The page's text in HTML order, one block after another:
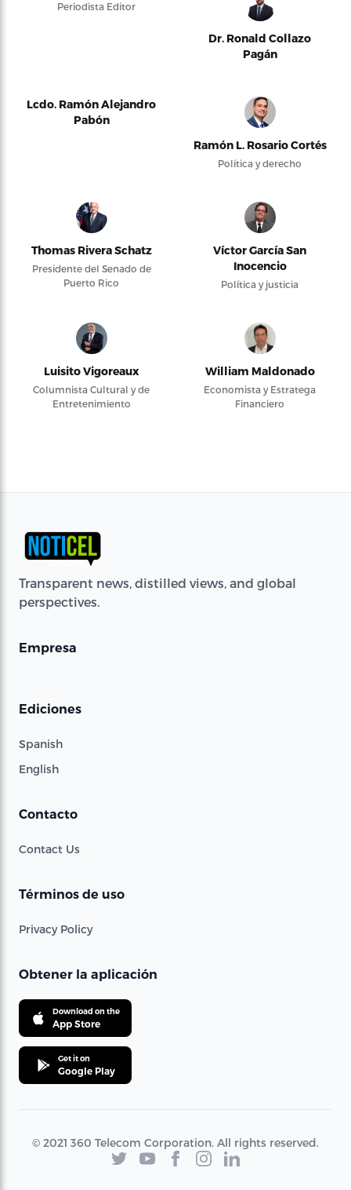
Periodista Editor
Dr. Ronald Collazo
Pagán
Lcdo. Ramón Alejandro
Pabón
Ramón L. Rosario Cortés
Política y derecho
Thomas Rivera Schatz
Presidente del Senado de
Puerto Rico
Víctor García San
Inocencio
Política y justicia
Luisito Vigoreaux
Columnista Cultural y de
Entretenimiento
William Maldonado
Economista y Estratega
Financiero
Transparent news, distilled views, and global
perspectives.
Empresa
Ediciones
Spanish
English
Contacto
Contact Us
Términos de uso
Privacy Policy
Obtener la aplicación
Download on the
App Store
Get it on
Google Play
© 2021 360 Telecom Corporation. All rights reserved.